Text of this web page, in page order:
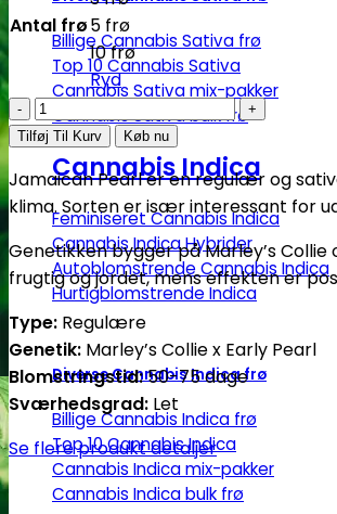
Billige Cannabis Sativa frø
Top 10 Cannabis Sativa
Cannabis Sativa mix-pakker
Cannabis Sativa bulk frø
Cannabis Indica
Feminiseret Cannabis Indica
Cannabis Indica Hybrider
Autoblomstrende Cannabis Indica
Hurtigblomstrende Indica
Diverse Cannabis Indica frø
Billige Cannabis Indica frø
Top 10 Cannabis Indica
Cannabis Indica mix-pakker
Cannabis Indica bulk frø
Antal frø5 frø
10 frø
Ryd
Jamaican
Pearl
Regulære
skunkfrø
|
Sensi
Seeds
antal
Tilføj Til Kurv Køb nu
Jamaican Pearl er en regulær og
klima. Sorten er især interessant for
Genetikken bygger på Marley’s
frugtig og jordet, mens effekten er
Type: Regulære
Genetik: Marley’s Collie x Early Pearl
Blomstringstid:50-75 dage
Sværhedsgrad: Let
Se flere produkt detaljer